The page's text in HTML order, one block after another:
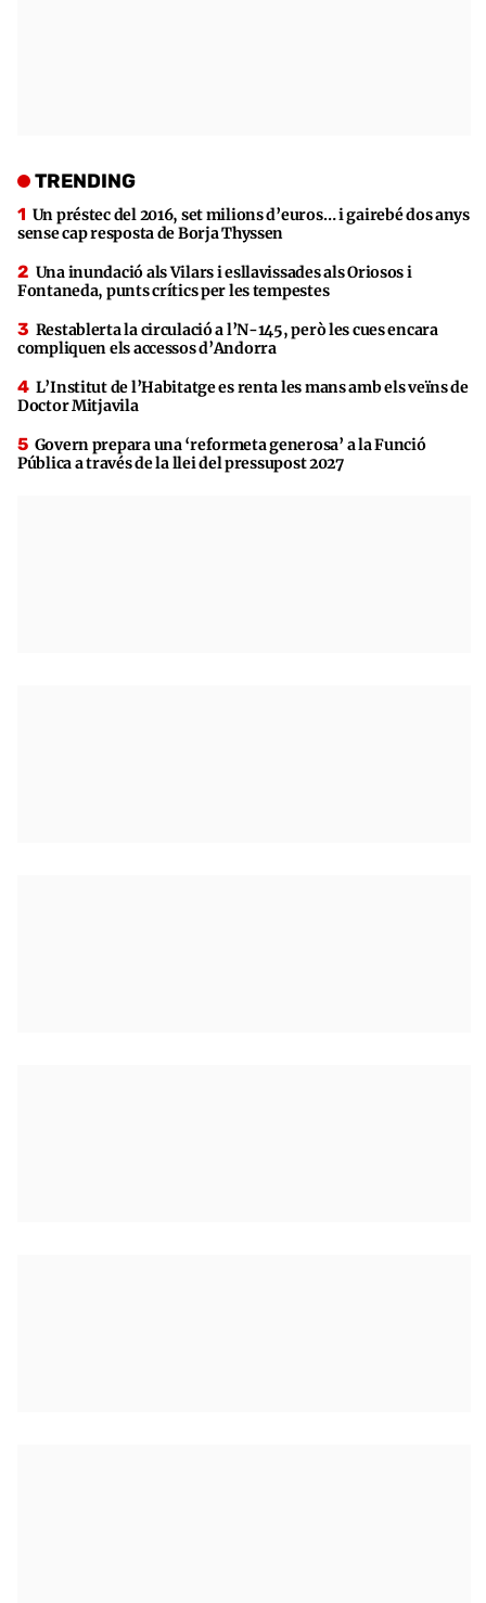
TRENDING
Un préstec del 2016, set milions d’euros… i gairebé dos anys
sense cap resposta de Borja Thyssen
Una inundació als Vilars i esllavissades als Oriosos i
Fontaneda, punts crítics per les tempestes
Restablerta la circulació a l’N-145, però les cues encara
compliquen els accessos d’Andorra
L’Institut de l’Habitatge es renta les mans amb els veïns de
Doctor Mitjavila
Govern prepara una ‘reformeta generosa’ a la Funció
Pública a través de la llei del pressupost 2027